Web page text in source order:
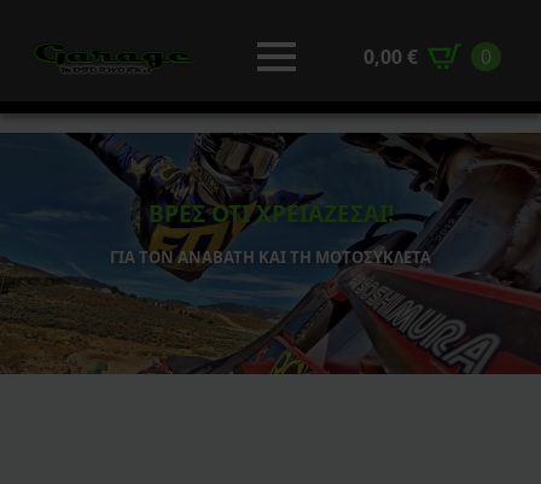
0,00 € 0
ΒΡΕΣ ΟΤΙ ΧΡΕΙΑΖΕΣΑΙ!
ΓΙΑ ΤΟΝ ΑΝΑΒΑΤΗ ΚΑΙ ΤΗ ΜΟΤΟΣΥΚΛΕΤΑ